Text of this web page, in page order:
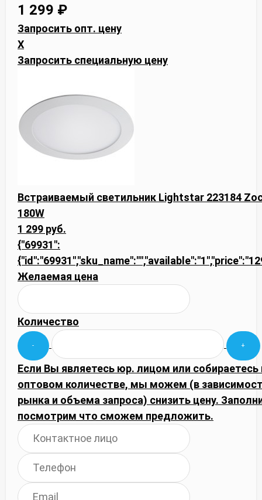
1 299 ₽
Запросить опт. цену
X
Запросить специальную цену
Встраиваемый светильник Lightstar 223184
180W
1 299 руб.
{"69931":
Желаемая цена
Количество
Если Вы являетесь юр. лицом или собираетесь
оптовом количестве, мы можем (в
рынка и объема запроса) снизить цену.
посмотрим что сможем предложить.